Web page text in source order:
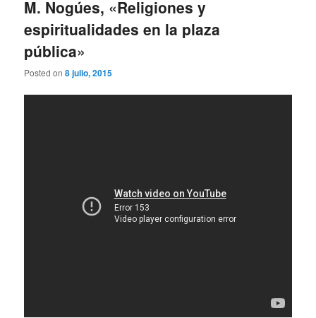
M. Nogúes, «Religiones y
espiritualidades en la plaza
pública»
Posted on8 julio, 2015